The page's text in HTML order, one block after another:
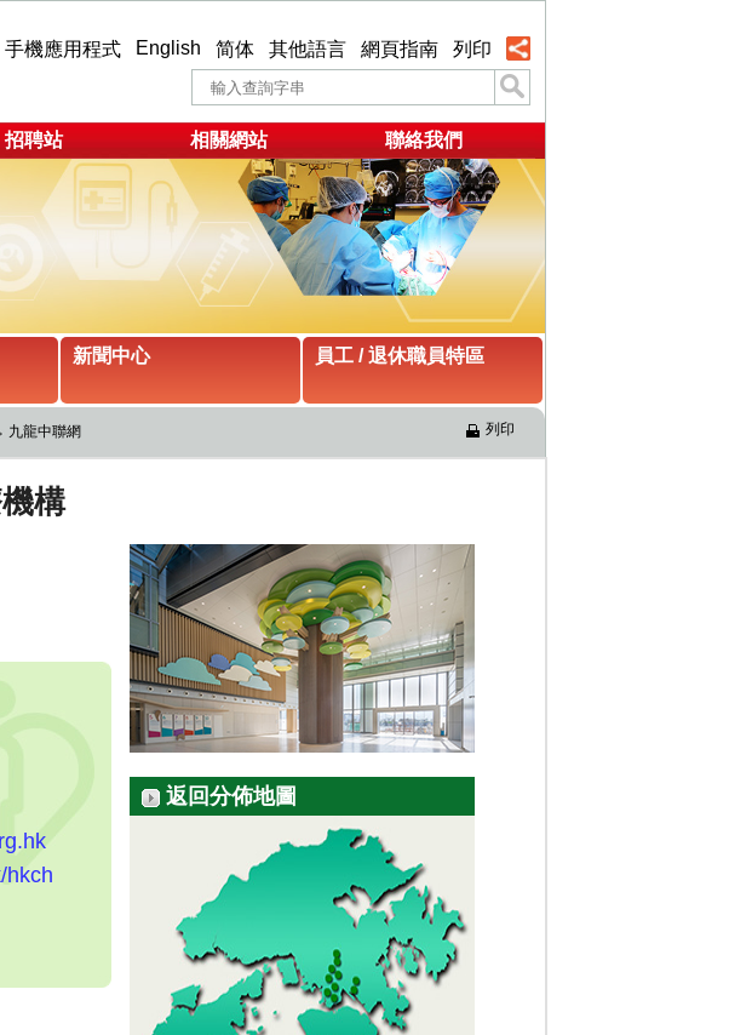
手機應用程式 English 简体 其他語言 網頁指南 列印
招聘站 相關網站 聯絡我們
新聞中心 員工 / 退休職員特區
九龍中聯網 列印